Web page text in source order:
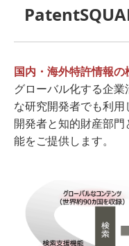
国内・海外特許情報の
グローバル化する企
な研究開発者でも利
開発者と知的財産部
能をご提供します。